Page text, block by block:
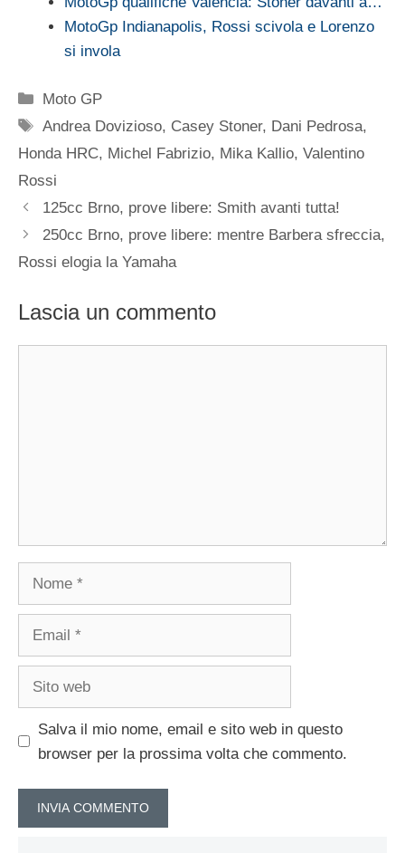
MotoGp Indianapolis, Rossi scivola e Lorenzo
si invola
Categorie
Moto GP
Tag
Andrea Dovizioso, Casey Stoner, Dani Pedrosa,
Honda HRC, Michel Fabrizio, Mika Kallio, Valentino
Rossi
125cc Brno, prove libere: Smith avanti tutta!
250cc Brno, prove libere: mentre Barbera sfreccia,
Rossi elogia la Yamaha
Lascia un commento
Salva il mio nome, email e sito web in questo
browser per la prossima volta che commento.